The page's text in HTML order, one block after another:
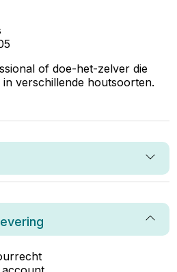
of doe-het-zelver die
verschillende houtsoorten.